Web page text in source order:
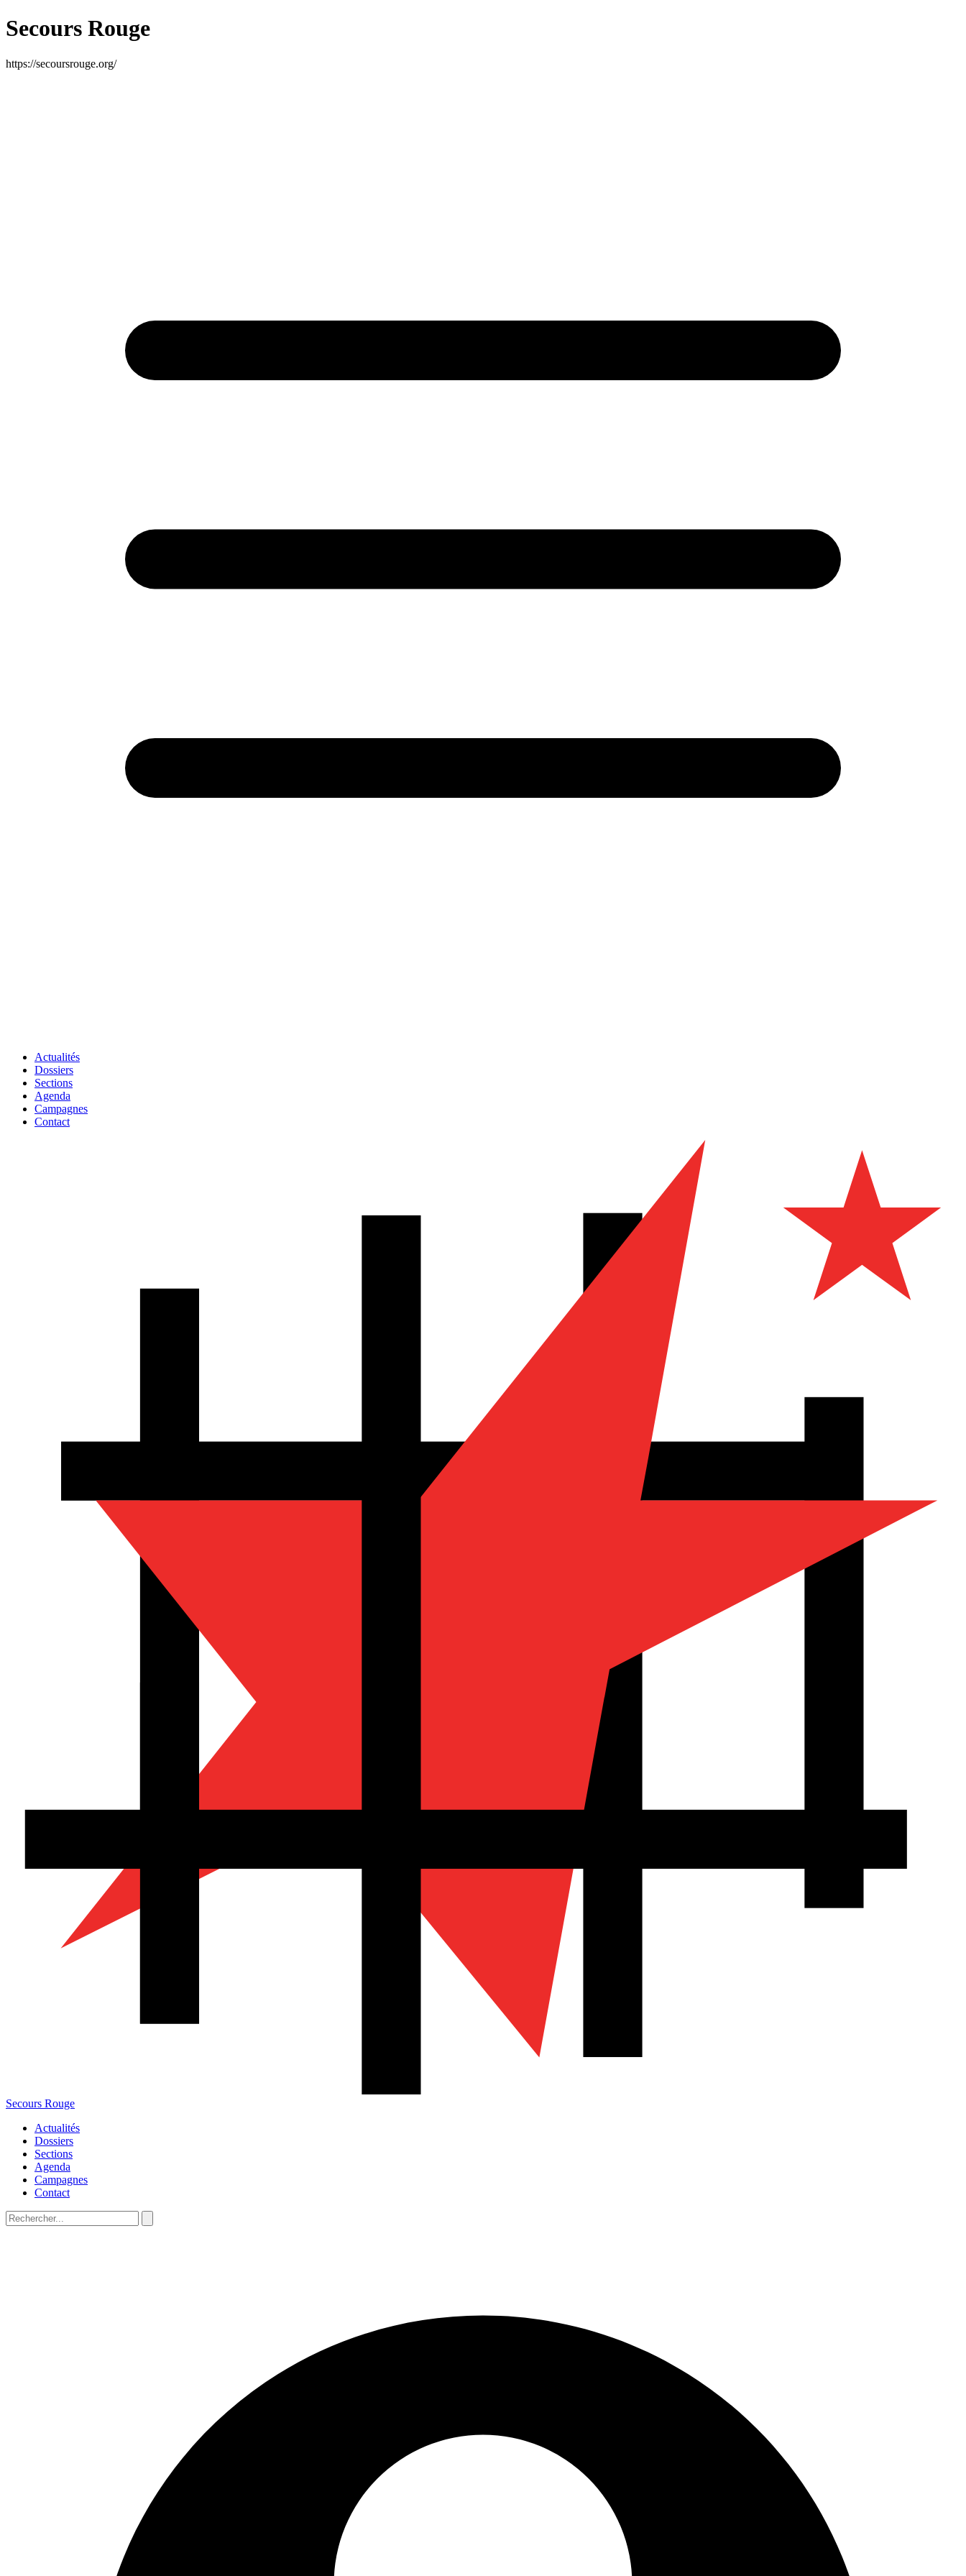
Secours Rouge
https://secoursrouge.org/
Actualités
Dossiers
Sections
Agenda
Campagnes
Contact
Secours Rouge
Actualités
Dossiers
Sections
Agenda
Campagnes
Contact